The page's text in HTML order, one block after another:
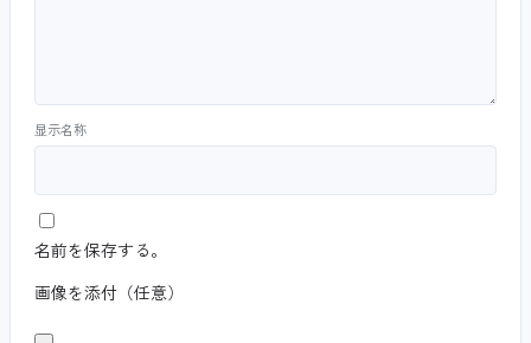
显示名称
名前を保存する。
画像を添付（任意）